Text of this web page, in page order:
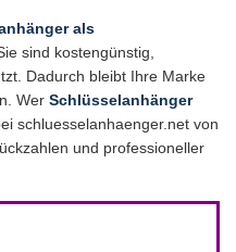
als
sind kostengünstig,
Dadurch bleibt Ihre Marke
Wer Schlüsselanhänger
schluesselanhaenger.net von
und professioneller